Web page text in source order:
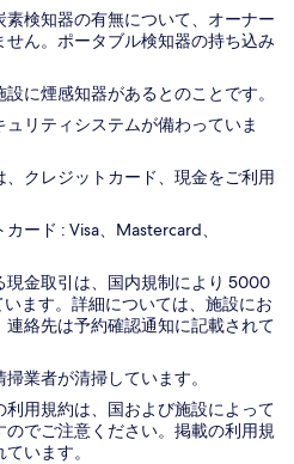
検知器の有無について、オーナー
ん。ポータブル検知器の持ち込み
に煙感知器があるとのことです。
リティシステムが備わっていま
クレジットカード、現金をご利用
ード : Visa、Mastercard、
現金取引は、国内規制により 5000
います。詳細については、施設にお
連絡先は予約確認通知に記載されて
業者が清掃しています。
用規約は、国および施設によって
でご注意ください。掲載の利用規
います。